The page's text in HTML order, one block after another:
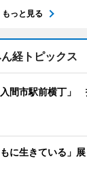
もっと見る
経トピックス
間市駅前横丁」
に生きている」